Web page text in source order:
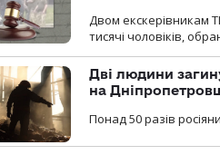
Двом екскерівникам
тисячі чоловіків,
Дві людини
на
Понад 50 разів